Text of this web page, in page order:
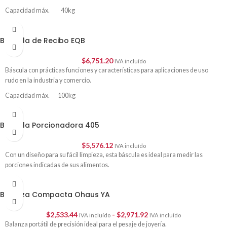
Capacidad máx. 40kg
División mínima 10gr
Báscula de Recibo EQB
$6,751.20 IVA incluído
Báscula con prácticas funciones y características para aplicaciones de uso
rudo en la industria y comercio.
Capacidad máx. 100kg
División mínima 20gr
Báscula Porcionadora 405
$5,576.12 IVA incluído
Con un diseño para su fácil limpieza, esta báscula es ideal para medir las
porciones indicadas de sus alimentos.
Balanza Compacta Ohaus YA
$2,533.44 IVA incluído - $2,971.92 IVA incluído
Balanza portátil de precisión ideal para el pesaje de joyería.